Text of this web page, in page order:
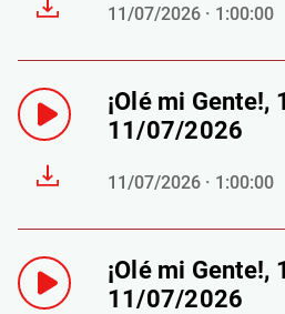
11/07/2026 · 1:00:00
¡Olé mi Gente!,
11/07/2026
11/07/2026 · 1:00:00
¡Olé mi Gente!,
11/07/2026